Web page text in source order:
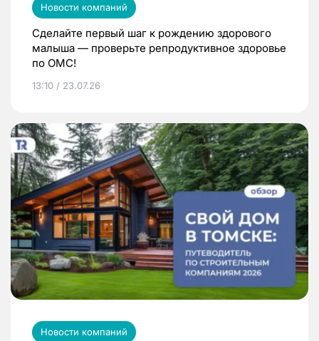
Новости компаний
Сделайте первый шаг к рождению здорового
малыша — проверьте репродуктивное здоровье
по ОМС!
13:10 / 23.07.26
Новости компаний